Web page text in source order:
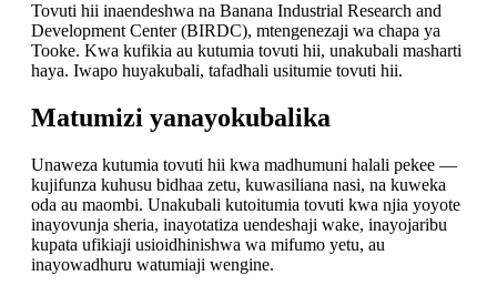
Tovuti hii inaendeshwa na Banana Industrial Research and
Development Center (BIRDC), mtengenezaji wa chapa ya
Tooke. Kwa kufikia au kutumia tovuti hii, unakubali masharti
haya. Iwapo huyakubali, tafadhali usitumie tovuti hii.
Matumizi yanayokubalika
Unaweza kutumia tovuti hii kwa madhumuni halali pekee —
kujifunza kuhusu bidhaa zetu, kuwasiliana nasi, na kuweka
oda au maombi. Unakubali kutoitumia tovuti kwa njia yoyote
inayovunja sheria, inayotatiza uendeshaji wake, inayojaribu
kupata ufikiaji usioidhinishwa wa mifumo yetu, au
inayowadhuru watumiaji wengine.